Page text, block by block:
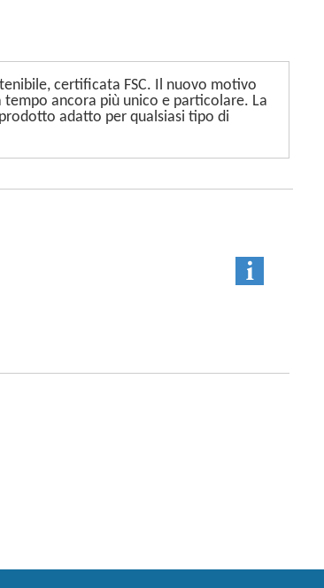
certificata FSC. Il nuovo motivo
ancora più unico e particolare. La
adatto per qualsiasi tipo di